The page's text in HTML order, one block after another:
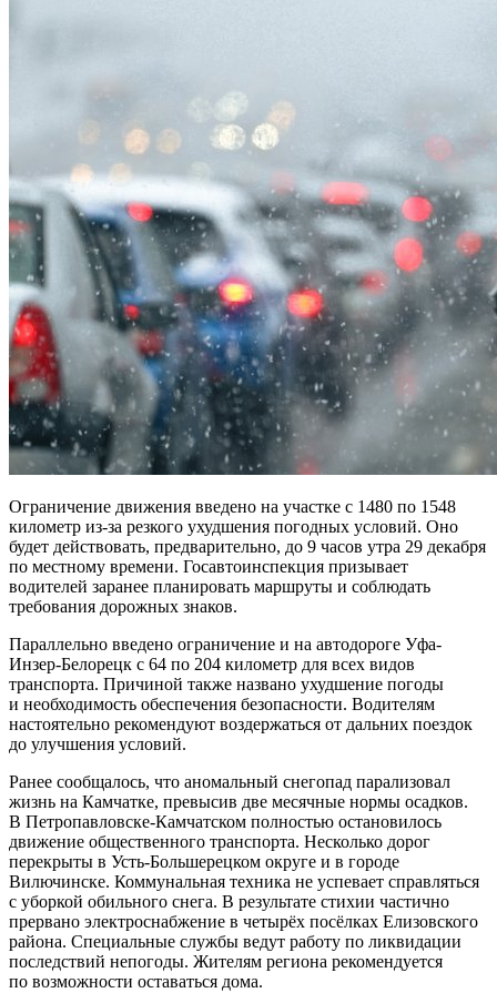
Ограничение движения введено на участке с 1480 по 1548
километр из-за резкого ухудшения погодных условий. Оно
будет действовать, предварительно, до 9 часов утра 29 декабря
по местному времени. Госавтоинспекция призывает
водителей заранее планировать маршруты и соблюдать
требования дорожных знаков.
Параллельно введено ограничение и на автодороге Уфа-
Инзер-Белорецк с 64 по 204 километр для всех видов
транспорта. Причиной также названо ухудшение погоды
и необходимость обеспечения безопасности. Водителям
настоятельно рекомендуют воздержаться от дальних поездок
до улучшения условий.
Ранее сообщалось, что аномальный снегопад парализовал
жизнь на Камчатке, превысив две месячные нормы осадков.
В Петропавловске-Камчатском полностью остановилось
движение общественного транспорта. Несколько дорог
перекрыты в Усть-Большерецком округе и в городе
Вилючинске. Коммунальная техника не успевает справляться
с уборкой обильного снега. В результате стихии частично
прервано электроснабжение в четырёх посёлках Елизовского
района. Специальные службы ведут работу по ликвидации
последствий непогоды. Жителям региона рекомендуется
по возможности оставаться дома.